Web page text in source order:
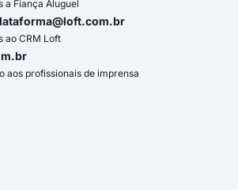
a Fiança Aluguel
ao CRM Loft
aos profissionais de imprensa